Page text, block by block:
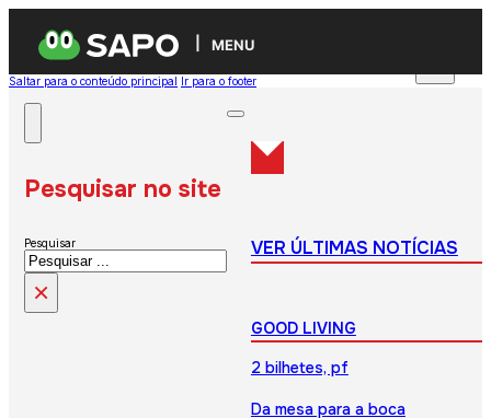
MENU
Saltar para o conteúdo principal Ir para o footer
Pesquisar no site
Pesquisar
×
VER ÚLTIMAS NOTÍCIAS
GOOD LIVING
2 bilhetes, pf
Da mesa para a boca